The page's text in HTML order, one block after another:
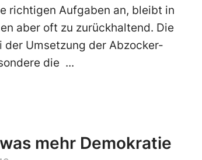
richtigen Aufgaben an, bleibt in
aber oft zu zurückhaltend. Die
der Umsetzung der Abzocker-
die
mehr Demokratie